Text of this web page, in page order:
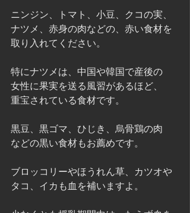
ニンジン、トマト、小豆、クコの実、
ナツメ、赤身の肉などの、赤い食材を
取り入れてください。
特にナツメは、中国や韓国で産後の
女性に果実を送る風習があるほど、
重宝されている食材です。
黒豆、黒ゴマ、ひじき、烏骨鶏の肉
などの黒い食材もお薦めです。
ブロッコリーやほうれん草、カツオや
タコ、イカも血を補いますよ。